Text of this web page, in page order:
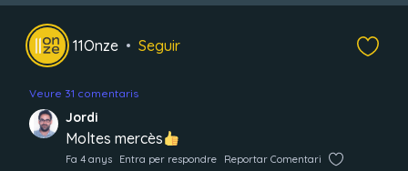
11Onze Seguir
Veure 31 comentaris
Jordi
Moltes mercès
Fa 4 anys Entra per respondre Reportar Comentari